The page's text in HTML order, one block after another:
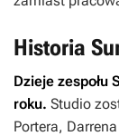
Historia
Dzieje zespołu
roku. Studio
Portera,